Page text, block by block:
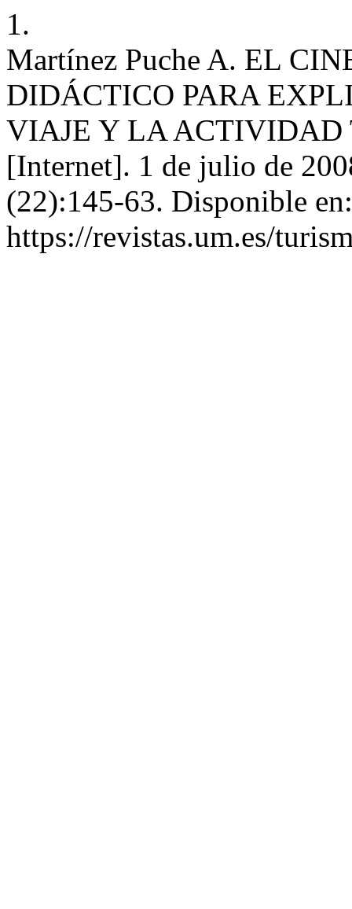
1.
Martínez Puche A. EL
DIDÁCTICO PARA
VIAJE Y LA ACTIVIDAD
[Internet]. 1 de julio de
(22):145-63. Disponible en:
https://revistas.um.es/